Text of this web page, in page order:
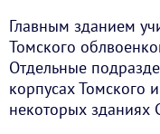
Главным зданием
Томского
Отдельные
корпусах Томского
некоторых зданиях